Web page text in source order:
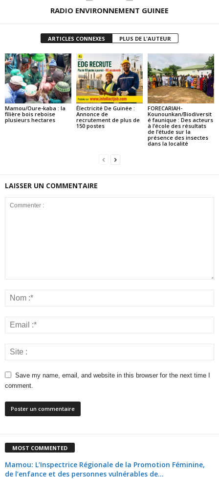
RADIO ENVIRONNEMENT GUINEE
ARTICLES CONNEXES PLUS DE L'AUTEUR
Mamou/Oure-kaba : la
filière bois reboise
plusieurs hectares
Électricité De Guinée :
Annonce de
recrutement de plus de
150 postes
FORECARIAH-
Kounounkan/Biodiversit
é faunique : Des acteurs
à l’école des résultats
de l’étude sur la
présence des insectes
dans la localité
LAISSER UN COMMENTAIRE
Save my name, email, and website in this browser for the next time I
comment.
MOST COMMENTED
Mamou: L’Inspectrice Régionale de la Promotion Féminine,
de l’enfance et des personnes vulnérables de...